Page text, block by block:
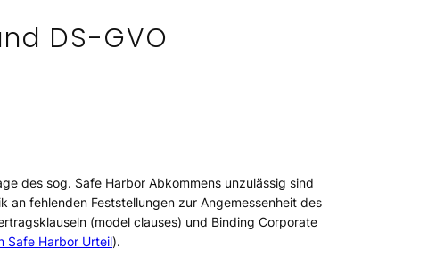
DS-GVO
des sog. Safe Harbor Abkommens unzulässig sind
fehlenden Feststellungen zur Angemessenheit des
(model clauses) und Binding Corporate
Safe Harbor Urteil).